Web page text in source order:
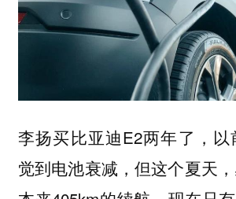
李扬买比亚迪E2两年了，
觉到电池衰减，但这个夏天，